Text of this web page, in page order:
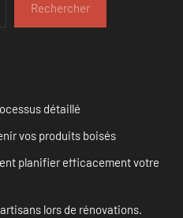
Rechercher
détaillé
vos produits boisés
planifier efficacement votre
lors de rénovations.